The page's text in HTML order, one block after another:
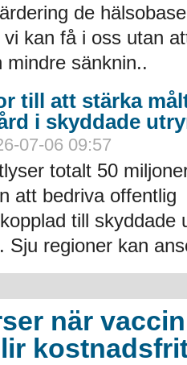
de
kan få i oss utan
sänknin..
till att stärka
i skyddade
07-06 09:57
totalt 50
att bedriva offentlig
till skyddade
Sju regioner kan
när